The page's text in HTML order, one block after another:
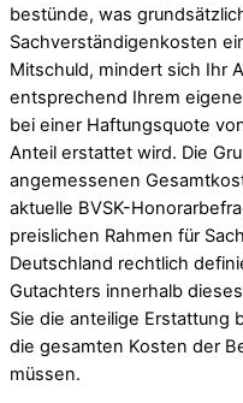
bestünde, was
Sachverständigenkosten
Mitschuld, mindert sich Ihr
entsprechend Ihrem
bei einer Haftungsquote
Anteil erstattet wird. Die
angemessenen
aktuelle BVSK-
preislichen Rahmen für
Deutschland rechtlich
Gutachters innerhalb
Sie die anteilige Erstattung
die gesamten Kosten der
müssen.